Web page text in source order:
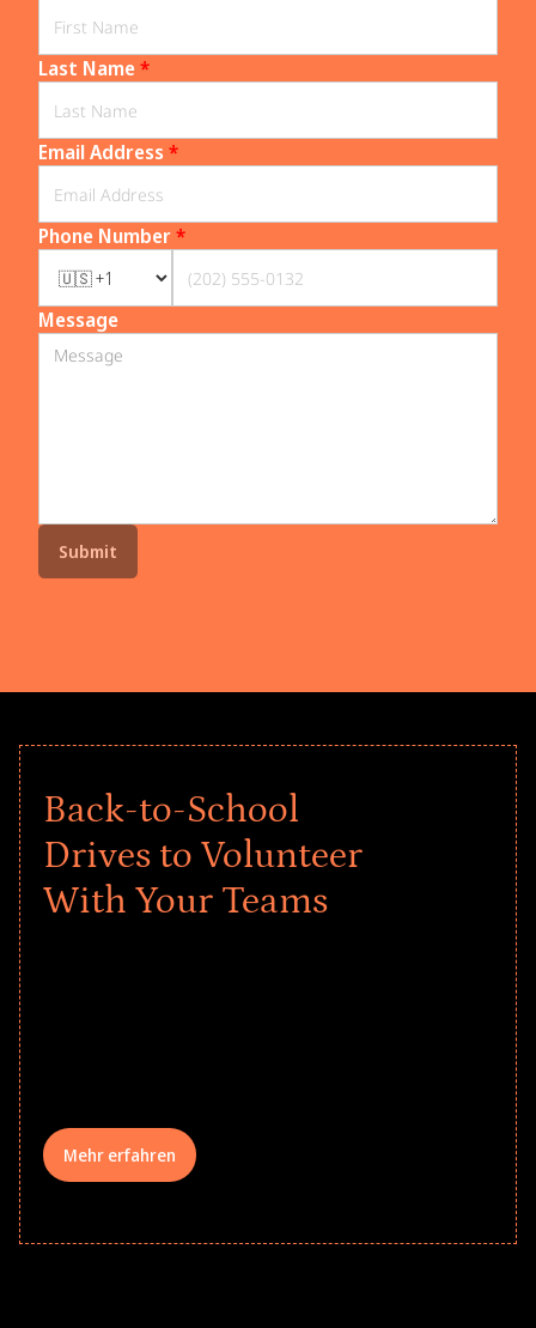
Last Name*
Email Address *
Phone Number*
Message
Back-to-School
Drives to Volunteer
With Your Teams
Mehr erfahren